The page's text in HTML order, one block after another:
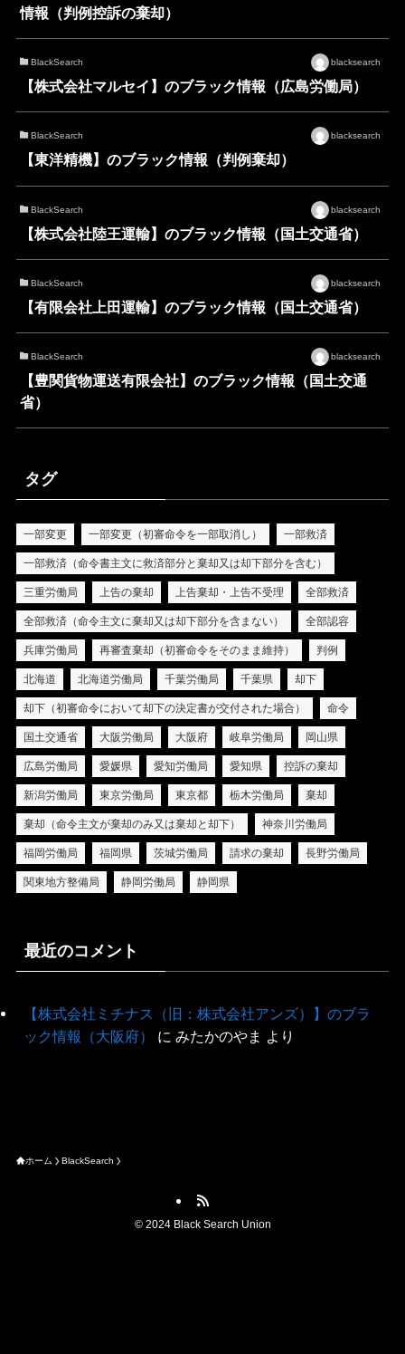
情報（判例控訴の棄却）
BlackSearch blacksearch
【株式会社マルセイ】のブラック情報（広島労働局）
BlackSearch blacksearch
【東洋精機】のブラック情報（判例棄却）
BlackSearch blacksearch
【株式会社陸王運輸】のブラック情報（国土交通省）
BlackSearch blacksearch
【有限会社上田運輸】のブラック情報（国土交通省）
BlackSearch blacksearch
【豊関貨物運送有限会社】のブラック情報（国土交通
省）
タグ
一部変更 一部変更（初審命令を一部取消し） 一部救済
一部救済（命令書主文に救済部分と棄却又は却下部分を含む）
三重労働局 上告の棄却 上告棄却・上告不受理 全部救済
全部救済（命令主文に棄却又は却下部分を含まない） 全部認容
兵庫労働局 再審査棄却（初審命令をそのまま維持） 判例
北海道 北海道労働局 千葉労働局 千葉県 却下
却下（初審命令において却下の決定書が交付された場合） 命令
国土交通省 大阪労働局 大阪府 岐阜労働局 岡山県
広島労働局 愛媛県 愛知労働局 愛知県 控訴の棄却
新潟労働局 東京労働局 東京都 栃木労働局 棄却
棄却（命令主文が棄却のみ又は棄却と却下） 神奈川労働局
福岡労働局 福岡県 茨城労働局 請求の棄却 長野労働局
関東地方整備局 静岡労働局 静岡県
最近のコメント
【株式会社ミチナス（旧：株式会社アンズ）】のブラ
ック情報（大阪府）
に みたかのやま より
ホーム BlackSearch
©2024 Black Search Union